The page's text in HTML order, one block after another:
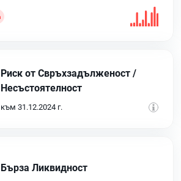
Риск от Свръхзадълженост /
Несъстоятелност
към 31.12.2024 г.
Бърза Ликвидност